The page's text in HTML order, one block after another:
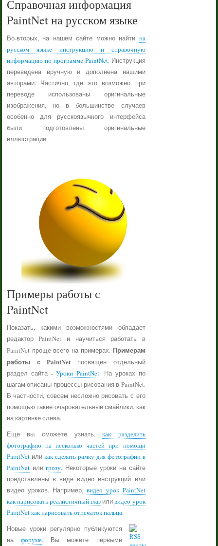
Справочная информация
PaintNet на русском языке
Во-вторых, на нашем сайте можно найти на
русском языке инструкцию и справочную
информацию по программе PaintNet. Инструкция
переведена вручную и дополнена нашими
авторами. Частично, где это возможно при
переводе использованы оригинальные
изображения, но в большинстве случаев
особенно для русскоязычного интерфейса
были подготовлены оригинальные
иллюстрации.
Примеры работы с
PaintNet
Показать, какими возможностями обладает
редактор PaintNet и научиться работать в
PaintNet проще всего на примерах. Примерам
работы с PaintNet посвящен отдельный
раздел сайта -Уроки PaintNet. На уроках по
шагам описаны процессы рисования в PaintNet.
В частности, совсем несложно рисовать с его
помощью такие очаровательные смайлики, как
на картинке слева.
Еще вы сможете узнать,как разделить
фотографию на несколько частей при помощи
PaintNetили как сделать рамку для фотографии в
PaintNetилигрозу. Некоторые уроки на сайте
представлены в виде видео инструкций или
видео уроков. Например, видео урок PaintNet
как нарисовать реалистичный глаз иливидео урок
PaintNet как нарисовать отпечаток пальца.
Новые уроки регулярно публикуются
нафоруме. Вы можете первыми